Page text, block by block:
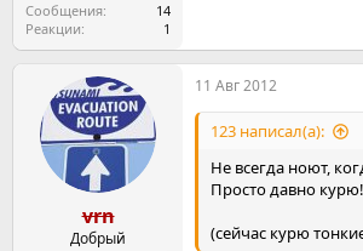
Сообщения
14
Реакции
1
vrn
Добрый
11 Авг 2012
123 написал(а):
Не всегда ноют,
Просто давно курю!
(сейчас курю